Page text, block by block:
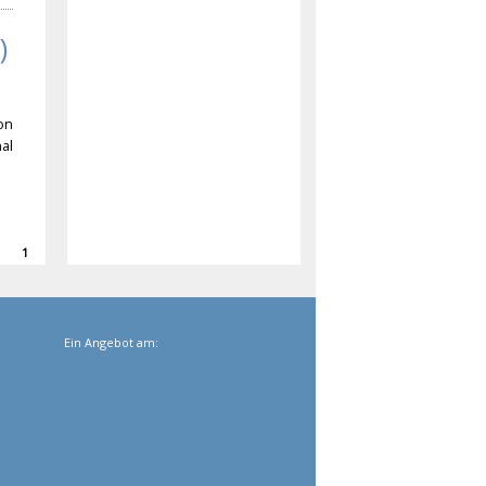
1
Ein Angebot am: